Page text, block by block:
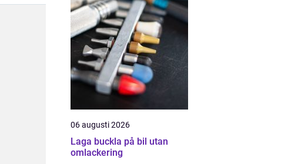
06 augusti 2026
Laga buckla på bil utan
omlackering